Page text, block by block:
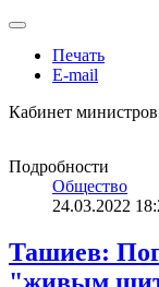
Печать
E-mail
Кабинет
Подробности
Общество
24.03.2022
Ташиев:
"живым